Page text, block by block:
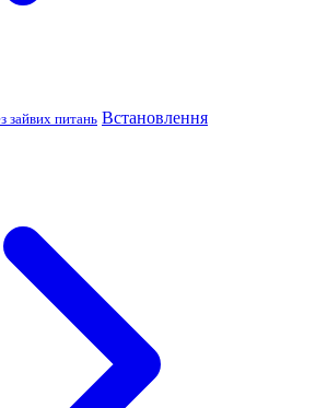
зайвих питань Встановлення